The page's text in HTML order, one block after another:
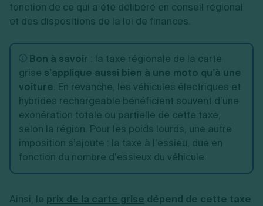
fonction de ce qui a été délibéré en conseil régional
et des dispositions de la loi de finances.
Bon à savoir : la taxe régionale de la carte
grise s’applique aussi bien à une moto qu’à une
voiture. En revanche, les véhicules électriques et
hybrides rechargeable bénéficient souvent d’une
exonération totale ou partielle de cette taxe,
selon la région. Pour les poids lourds, une autre
imposition s’ajoute : la taxe à l’essieu, due en
fonction du nombre d’essieux du véhicule.
Ainsi, le prix de la carte grise dépend de cette taxe